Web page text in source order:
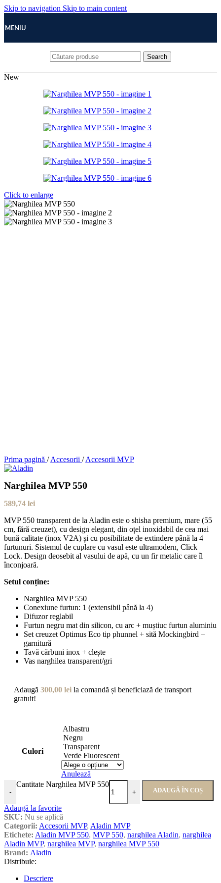
Skip to navigation Skip to main content
MENIU
Search
New
Click to enlarge
Prima pagină / Accesorii / Accesorii MVP
Narghilea MVP 550
589,74 lei
MVP 550 transparent de la Aladin este o shisha premium, mare (55
cm, fără creuzet), cu design elegant, din oțel inoxidabil de cea mai
bună calitate (inox V2A) și cu posibilitate de extindere până la 4
furtunuri. Sistemul de cuplare cu vasul este ultramodern, Click
Lock. Design deosebit al vasului de apă, cu un fir metalic care îl
înconjoară.
Setul conține:
Narghilea MVP 550
Conexiune furtun: 1 (extensibil până la 4)
Difuzor reglabil
Furtun negru mat din silicon, cu arc + muștiuc furtun aluminiu
Set creuzet Optimus Eco tip phunnel + sită Mockingbird +
garnitură
Tavă cărbuni inox + clește
Vas narghilea transparent/gri
Adaugă 300,00 lei la comandă și beneficiază de transport
gratuit!
Culori
Albastru
Negru
Transparent
Verde Fluorescent
Anulează
-
Cantitate Narghilea MVP 550
+ ADAUGĂ ÎN COȘ
Adaugă la favorite
SKU: Nu se aplică
Categorii: Accesorii MVP, Aladin MVP
Etichete: Aladin MVP 550, MVP 550, narghilea Aladin, narghilea
Aladin MVP, narghilea MVP, narghilea MVP 550
Brand: Aladin
Distribuie:
Descriere